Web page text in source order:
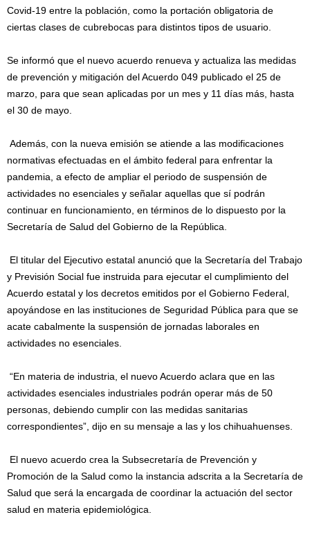
Covid-19 entre la población, como la portación obligatoria de
ciertas clases de cubrebocas para distintos tipos de usuario.
Se informó que el nuevo acuerdo renueva y actualiza las medidas
de prevención y mitigación del Acuerdo 049 publicado el 25 de
marzo, para que sean aplicadas por un mes y 11 días más, hasta
el 30 de mayo.
Además, con la nueva emisión se atiende a las modificaciones
normativas efectuadas en el ámbito federal para enfrentar la
pandemia, a efecto de ampliar el periodo de suspensión de
actividades no esenciales y señalar aquellas que sí podrán
continuar en funcionamiento, en términos de lo dispuesto por la
Secretaría de Salud del Gobierno de la República.
El titular del Ejecutivo estatal anunció que la Secretaría del Trabajo
y Previsión Social fue instruida para ejecutar el cumplimiento del
Acuerdo estatal y los decretos emitidos por el Gobierno Federal,
apoyándose en las instituciones de Seguridad Pública para que se
acate cabalmente la suspensión de jornadas laborales en
actividades no esenciales.
“En materia de industria, el nuevo Acuerdo aclara que en las
actividades esenciales industriales podrán operar más de 50
personas, debiendo cumplir con las medidas sanitarias
correspondientes”, dijo en su mensaje a las y los chihuahuenses.
El nuevo acuerdo crea la Subsecretaría de Prevención y
Promoción de la Salud como la instancia adscrita a la Secretaría de
Salud que será la encargada de coordinar la actuación del sector
salud en materia epidemiológica.